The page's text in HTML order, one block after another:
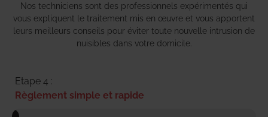
Nos techniciens sont des professionnels expérimentés qui
vous expliquent le traitement mis en œuvre et vous apportent
leurs meilleurs conseils pour éviter toute nouvelle intrusion de
nuisibles dans votre domicile.
Etape 4 :
Règlement simple et rapide